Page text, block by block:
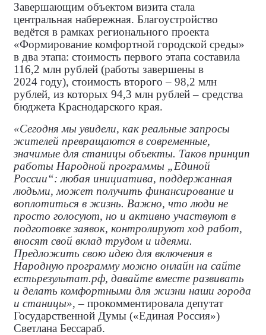
Завершающим объектом визита стала
центральная набережная. Благоустройство
ведётся в рамках регионального проекта
«Формирование комфортной городской среды»
в два этапа: стоимость первого этапа составила
116,2 млн рублей (работы завершены в
2024 году), стоимость второго – 98,2 млн
рублей, из которых 94,3 млн рублей – средства
бюджета Краснодарского края.
«Сегодня мы увидели, как реальные запросы
жителей превращаются в современные,
значимые для станицы объекты. Таков принцип
работы Народной программы „Единой
России“: любая инициатива, поддержанная
людьми, может получить финансирование и
воплотиться в жизнь. Важно, что люди не
просто голосуют, но и активно участвуют в
подготовке заявок, контролируют ход работ,
вносят свой вклад трудом и идеями.
Предложить свою идею для включения в
Народную программу можно онлайн на сайте
естьрезультат.рф, давайте вместе развивать
и делать комфортными для жизни наши города
и станицы», – прокомментировала депутат
Государственной Думы («Единая Россия»)
Светлана Бессараб.